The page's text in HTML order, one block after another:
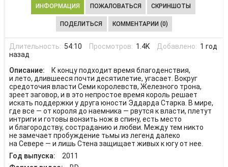
ИНФОРМАЦИЯ ПОЖАЛОВАТЬСЯ СКРИНШОТЫ
ПОДЕЛИТЬСЯ КОММЕНТАРИИ (0)
Длительность: 54:10 Просмотров: 1.4K Добавлено: 1 год
назад
Описание:
К концу подходит время благоденствия,
и лето, длившееся почти десятилетие, угасает. Вокруг
средоточия власти Семи королевств, Железного трона,
зреет заговор, и в это непростое время король решает
искать поддержки у друга юности Эддарда Старка. В мире,
где все — от короля до наемника — рвутся к власти, плетут
интриги и готовы вонзить нож в спину, есть место
и благородству, состраданию и любви. Между тем никто
не замечает пробуждение тьмы из легенд далеко
на Севере — и лишь Стена защищает живых к югу от нее.
Год выпуска:
2011